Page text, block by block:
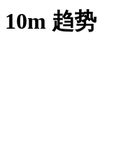
10m 趋势